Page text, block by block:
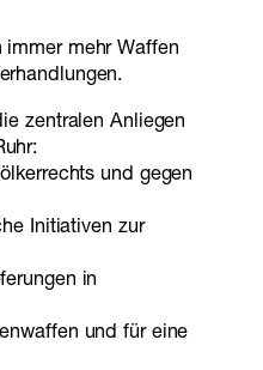
mehr Waffen
zentralen Anliegen
und gegen
Initiativen zur
in
und für eine